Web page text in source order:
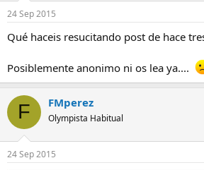
24 Sep 2015
Qué haceis resucitando post de hace
Posiblemente anonimo ni os lea ya....
F FMperez
Olympista Habitual
24 Sep 2015